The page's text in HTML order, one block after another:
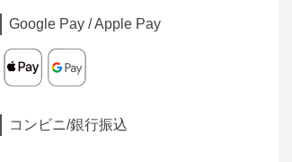
Google Pay / Apple Pay
コンビニ/銀行振込